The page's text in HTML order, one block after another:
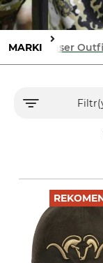
MARKI Blaser